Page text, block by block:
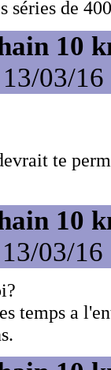
séries de
10
03/16
te
10
03/16
temps a